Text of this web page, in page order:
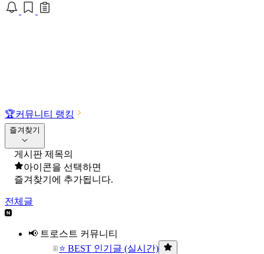
🏆커뮤니티 랭킹
즐겨찾기
게시판 제목의
아이콘을 선택하면
즐겨찾기에 추가됩니다.
전체글
📢 트로스트 커뮤니티
⭐ BEST 인기글 (실시간)